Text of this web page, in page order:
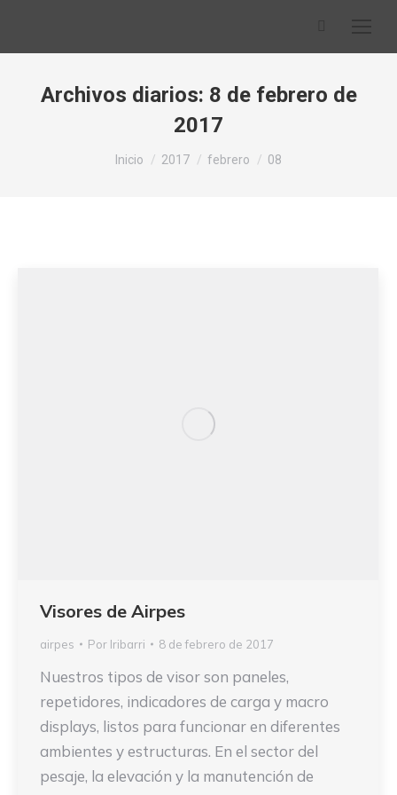
Archivos diarios: 8 de febrero de
2017
Estás aquí:
Inicio 2017 febrero 08
Visores de Airpes
airpes Por Iribarri 8 de febrero de 2017
Nuestros tipos de visor son paneles,
repetidores, indicadores de carga y macro
displays, listos para funcionar en diferentes
ambientes y estructuras. En el sector del
pesaje, la elevación y la manutención de